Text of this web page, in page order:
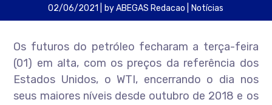
02/06/2021 byABEGAS Redacao Notícias
Os futuros do petróleo fecharam a terça-feira
(01) em alta, com os preços da referência dos
Estados Unidos, o WTI, encerrando o dia nos
seus maiores níveis desde outubro de 2018 e os